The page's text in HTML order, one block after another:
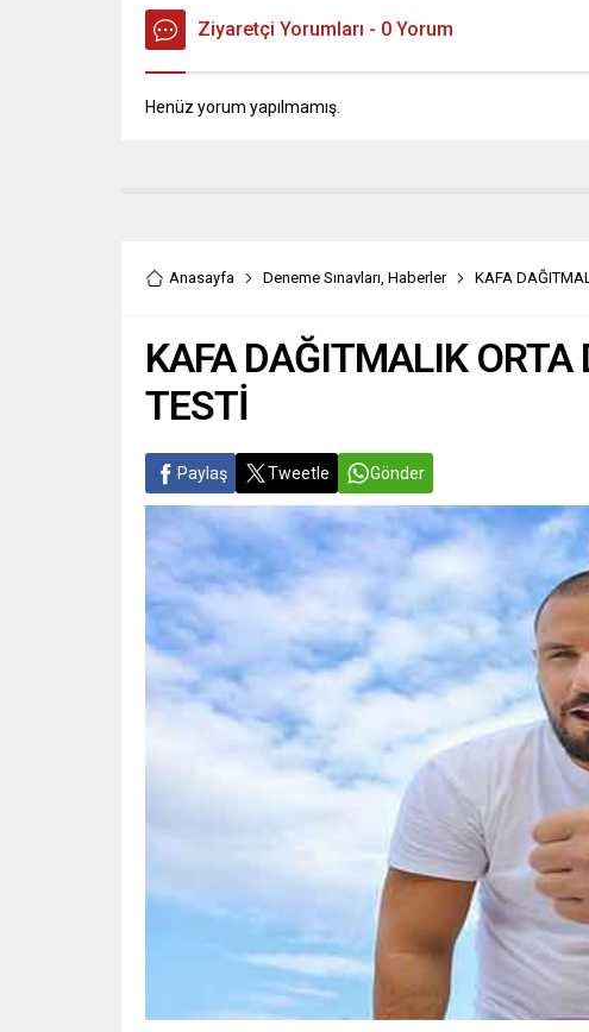
Ziyaretçi Yorumları - 0 Yorum
Henüz yorum yapılmamış.
Anasayfa Deneme Sınavları, Haberler KAFA
KAFA DAĞITMALIK ORTA
TESTİ
Paylaş Tweetle Gönder